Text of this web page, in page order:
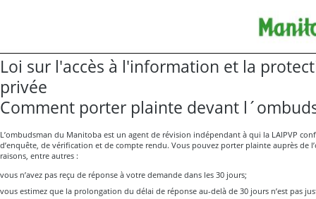
Loi sur l'accès à l'information et la
privée
Comment porter plainte devant
L’ombudsman du Manitoba est un agent de révision indépendant à qui la LAIPVP
d’enquête, de vérification et de compte rendu. Vous pouvez porter plainte auprès de
raisons, entre autres :
vous n’avez pas reçu de réponse à votre demande dans les 30 jours;
vous estimez que la prolongation du délai de réponse au-delà de 30 jours n’est pas